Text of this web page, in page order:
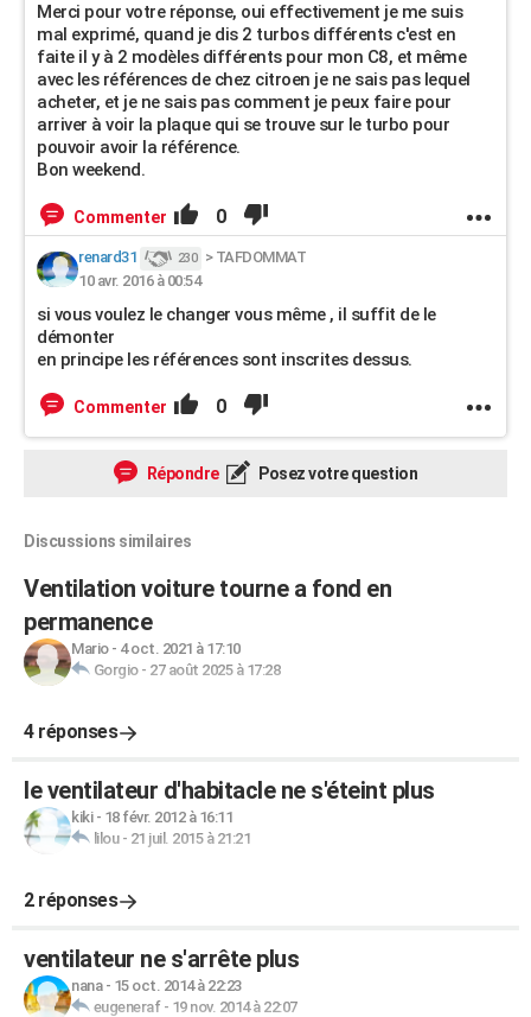
Merci pour votre réponse, oui effectivement je me suis
mal exprimé, quand je dis 2 turbos différents c'est en
faite il y à 2 modèles différents pour mon C8, et même
avec les références de chez citroen je ne sais pas lequel
acheter, et je ne sais pas comment je peux faire pour
arriver à voir la plaque qui se trouve sur le turbo pour
pouvoir avoir la référence.
Bon weekend.
Commenter 0
renard31 230 > TAFDOMMAT
10 avr. 2016 à 00:54
si vous voulez le changer vous même , il suffit de le
démonter
en principe les références sont inscrites dessus.
Commenter 0
Répondre Posez votre question
Discussions similaires
Ventilation voiture tourne a fond en
permanence
Mario- 4 oct. 2021 à 17:10
Gorgio- 27 août 2025 à 17:28
4 réponses
le ventilateur d'habitacle ne s'éteint plus
kiki- 18 févr. 2012 à 16:11
lilou- 21 juil. 2015 à 21:21
2 réponses
ventilateur ne s'arrête plus
nana- 15 oct. 2014 à 22:23
eugeneraf- 19 nov. 2014 à 22:07